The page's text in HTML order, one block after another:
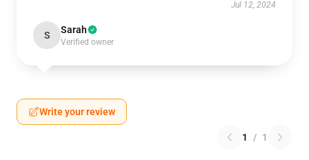
Jul 12, 2024
S Sarah
Verified owner
Write your review
1 / 1